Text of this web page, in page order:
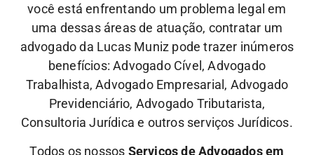
você está enfrentando um problema legal em
uma dessas áreas de atuação, contratar um
advogado da Lucas Muniz pode trazer inúmeros
benefícios: Advogado Cível, Advogado
Trabalhista, Advogado Empresarial, Advogado
Previdenciário, Advogado Tributarista,
Consultoria Jurídica e outros serviços Jurídicos.
Todos os nossos Serviços de Advogados em